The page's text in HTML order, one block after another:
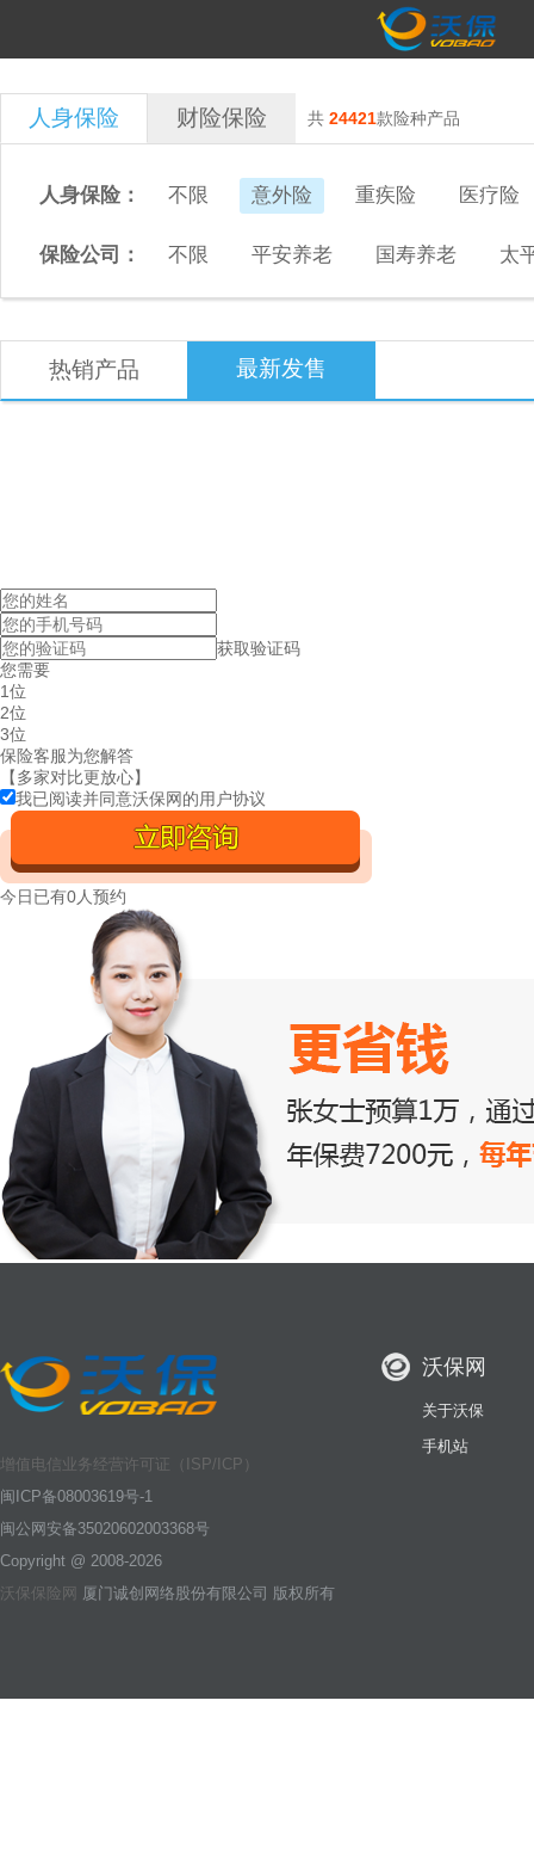
人身保险 财险保险 共 24421款险种产品
人身保险： 不限 意外险 重疾险 医疗险
保险公司： 不限 平安养老 国寿养老 太
热销产品 最新发售
获取验证码
您需要
1位
2位
3位
保险客服为您解答
【多家对比更放心】
我已阅读并同意沃保网的用户协议
今日已有0人预约
增值电信业务经营许可证（ISP/ICP）
闽ICP备08003619号-1
闽公网安备35020602003368号
Copyright @ 2008-2026
沃保保险网 厦门诚创网络股份有限公司 版权所有
沃保网
关于沃保
手机站